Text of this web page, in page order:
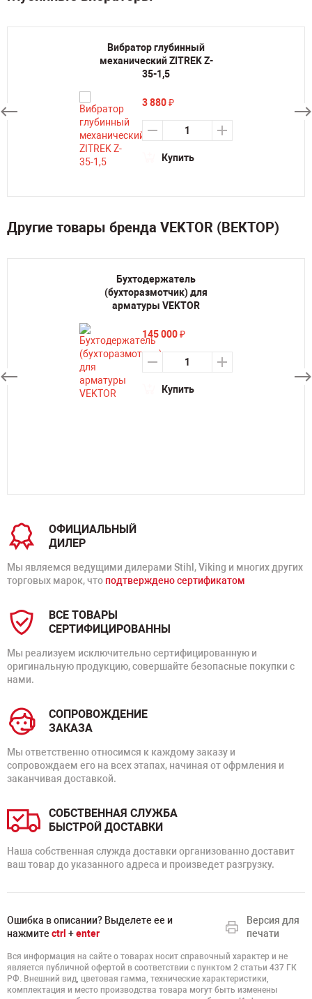
Вибратор глубинный
механический ZITREK Z-
35-1,5
3 880₽
Купить
Другие товары бренда VEKTOR (ВЕКТОР)
Бухтодержатель
(бухторазмотчик) для
арматуры VEKTOR
145 000₽
Купить
ОФИЦИАЛЬНЫЙ
ДИЛЕР
Мы являемся ведущими дилерами Stihl, Viking и многих других
торговых марок, что подтверждено сертификатом
ВСЕ ТОВАРЫ
СЕРТИФИЦИРОВАННЫ
Мы реализуем исключительно сертифицированную и
оригинальную продукцию, совершайте безопасные покупки с
нами.
СОПРОВОЖДЕНИЕ
ЗАКАЗА
Мы ответственно относимся к каждому заказу и
сопровождаем его на всех этапах, начиная от офрмления и
заканчивая доставкой.
СОБСТВЕННАЯ СЛУЖБА
БЫСТРОЙ ДОСТАВКИ
Наша собственная служда доставки организованно доставит
ваш товар до указанного адреса и произведет разгрузку.
Ошибка в описании? Выделете ее и
нажмите ctrl +enter
Версия для
печати
Вся информация на сайте о товарах носит справочный характер и не
является публичной офертой в соответствии с пунктом 2 статьи 437 ГК
РФ. Внешний вид, цветовая гамма, технические характеристики,
комплектация и место производства товара могут быть изменены